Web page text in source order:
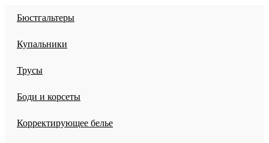
Бюстгальтеры
Купальники
Трусы
Боди и корсеты
Корректирующее белье